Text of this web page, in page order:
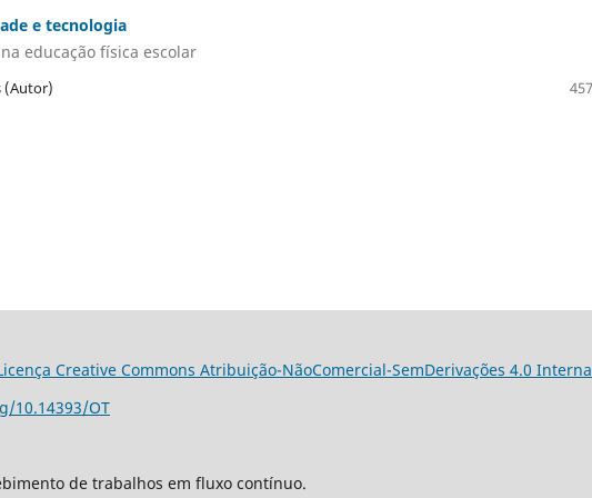
e tecnologia
educação física escolar
(Autor)
Creative Commons Atribuição-NãoComercial-SemDerivações 4.0
10.14393/OT
de trabalhos em fluxo contínuo.